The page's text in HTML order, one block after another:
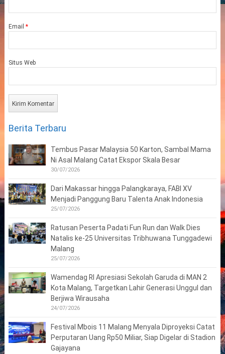
Email *
Situs Web
Berita Terbaru
Tembus Pasar Malaysia 50 Karton, Sambal Mama
Ni Asal Malang Catat Ekspor Skala Besar
30/07/2026
Dari Makassar hingga Palangkaraya, FABI XV
Menjadi Panggung Baru Talenta Anak Indonesia
25/07/2026
Ratusan Peserta Padati Fun Run dan Walk Dies
Natalis ke-25 Universitas Tribhuwana Tunggadewi
Malang
25/07/2026
Wamendag RI Apresiasi Sekolah Garuda di MAN 2
Kota Malang, Targetkan Lahir Generasi Unggul dan
Berjiwa Wirausaha
24/07/2026
Festival Mbois 11 Malang Menyala Diproyeksi Catat
Perputaran Uang Rp50 Miliar, Siap Digelar di Stadion
Gajayana